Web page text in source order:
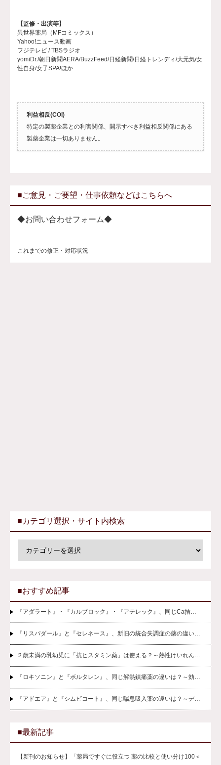
【監修・出演等】
異世界薬局（MFコミックス）
Yahoo!ニュース動画
フジテレビ / TBSラジオ
yomiDr./朝日新聞AERA/BuzzFeed/日経新聞/日経トレンディ/大元気/女
性自身/女子SPA!ほか
利益相反(COI)
特定の製薬企業との利害関係、開示すべき利益相反関係にある
製薬企業は一切ありません。
■ご意見・ご要望・仕事依頼などはこちらへ
◆お問い合わせフォーム◆
これまでの修正・対応状況
■カテゴリ選択・サイト内検索
■おすすめ記事
『アダラート』・『カルブロック』・『アテレック』、同じCa拮…
『リスパダール』と『セレネース』、新旧の統合失調症の薬の違い…
２歳未満の乳幼児に「抗ヒスタミン薬」は使える？～熱性けいれん…
『ロキソニン』と『ボルタレン』、同じ解熱鎮痛薬の違いは？～効…
『アドエア』と『シムビコート』、同じ喘息吸入薬の違いは？～デ…
■最新記事
【新刊のお知らせ】「薬局ですぐに役立つ 薬の比較と使い分け100＜